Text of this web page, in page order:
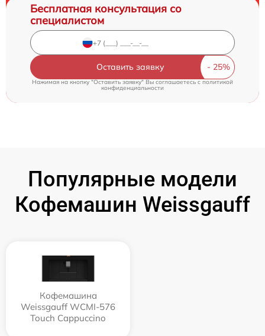
Бесплатная консультация со
специалистом
Оставить заявку
Нажимая на кнопку "Оставить заявку" Вы соглашаетесь c политикой
конфиденциальности
Популярные модели
Кофемашин Weissgauff
Кофемашина
Weissgauff WCMI-576
Touch Cappuccino